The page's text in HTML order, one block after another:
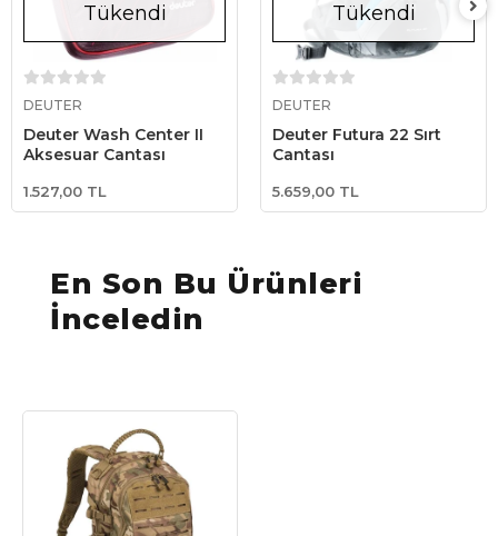
Tükendi
DEUTER
Deuter Wash Center II
Aksesuar Çantası
1.527,00 TL
Tükendi
DEUTER
Deuter Futura 22 Sırt
Çantası
5.659,00 TL
En Son Bu Ürünleri
İnceledin